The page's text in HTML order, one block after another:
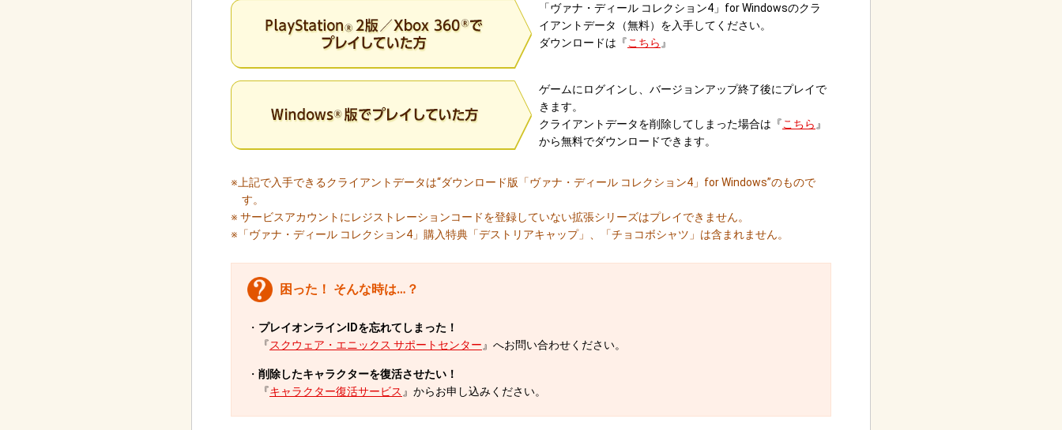
「ヴァナ・ディール コレクション4」for Windowsのクラ
イアントデータ（無料）を入手してください。
ダウンロードは『こちら 』
ゲームにログインし、バージョンアップ終了後にプレイで
きます。
クライアントデータを削除してしまった場合は『こちら 』
から無料でダウンロードできます。
※上記で入手できるクライアントデータは“ダウンロード版「ヴァナ・ディール コレクション4」for Windows”のもので
す。
※ サービスアカウントにレジストレーションコードを登録していない拡張シリーズはプレイできません。
※「ヴァナ・ディール コレクション4」購入特典「デストリアキャップ」、「チョコボシャツ」は含まれません。
困った！ そんな時は…？
・ プレイオンラインIDを忘れてしまった！
『スクウェア・エニックス サポートセンター 』へお問い合わせください。
・ 削除したキャラクターを復活させたい！
『キャラクター復活サービス 』からお申し込みください。